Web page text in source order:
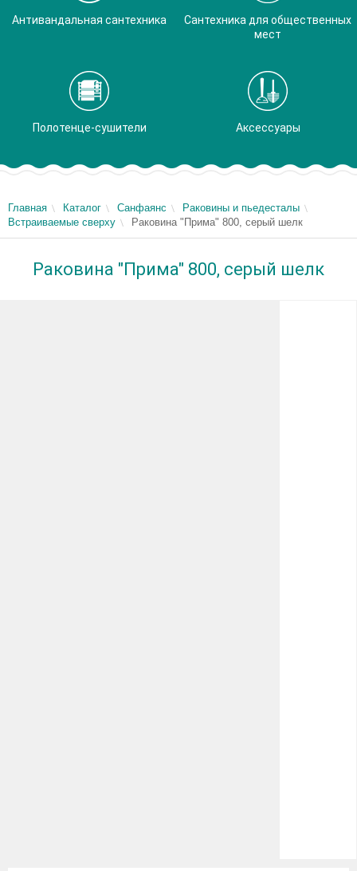
Антивандальная сантехника
Сантехника для общественных
мест
Полотенце-сушители Аксессуары
Главная Каталог Санфаянс
Раковины и пьедесталы
Встраиваемые сверху
Раковина "Прима" 800, серый шелк
Раковина "Прима" 800, серый шелк